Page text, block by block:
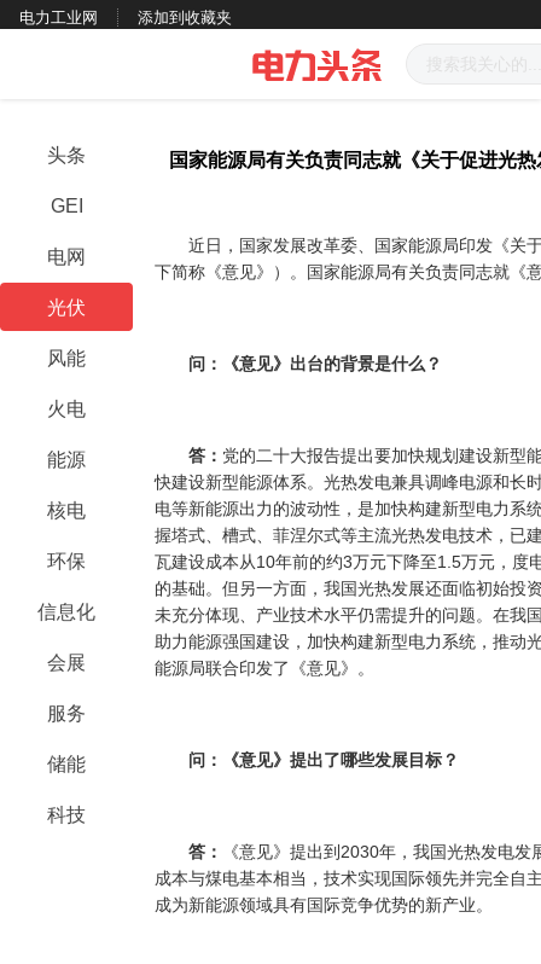
电力工业网 添加到收藏夹
头条
GEI
电网
光伏
风能
火电
能源
核电
环保
信息化
会展
服务
储能
科技
国家能源局有关负责同志就《关于促进光
近日，国家发展改革委、国家能源局印发《关
下简称《意见》）。国家能源局有关负责同志就《
问：《意见》出台的背景是什么？
答： 党的二十大报告提出要加快规划建设新型
快建设新型能源体系。光热发电兼具调峰电源和长
电等新能源出力的波动性，是加快构建新型电力系
握塔式、槽式、菲涅尔式等主流光热发电技术，已
瓦建设成本从10年前的约3万元下降至1.5万元，度
的基础。但另一方面，我国光热发展还面临初始投
未充分体现、产业技术水平仍需提升的问题。在我
助力能源强国建设，加快构建新型电力系统，推动
能源局联合印发了《意见》。
问：《意见》提出了哪些发展目标？
答：
《意见》提出到2030年，我国光热发电
成本与煤电基本相当，技术实现国际领先并完全自
成为新能源领域具有国际竞争优势的新产业。